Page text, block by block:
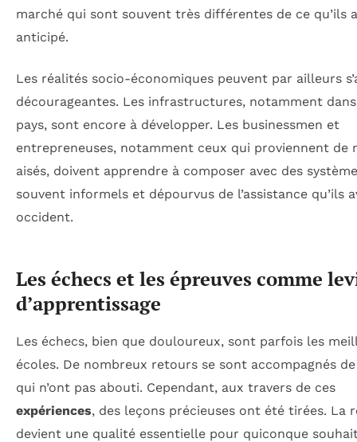
marché qui sont souvent très différentes de ce qu’ils
anticipé.
Les réalités socio-économiques peuvent par ailleurs
décourageantes. Les infrastructures, notamment
pays, sont encore à développer. Les businessmen et
entrepreneuses, notamment ceux qui proviennent de
aisés, doivent apprendre à composer avec des
souvent informels et dépourvus de l’assistance qu’ils
occident.
Les échecs et les épreuves comme
d’apprentissage
Les échecs, bien que douloureux, sont parfois les
écoles. De nombreux retours se sont accompagnés
qui n’ont pas abouti. Cependant, aux travers de ces
expériences, des leçons précieuses ont été tirées. La
devient une qualité essentielle pour quiconque